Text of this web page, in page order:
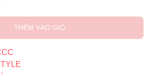
THÊM VÀO GIỎ